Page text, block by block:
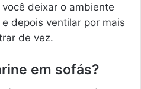
deixar o ambiente
depois ventilar por mais
de vez.
em sofás?